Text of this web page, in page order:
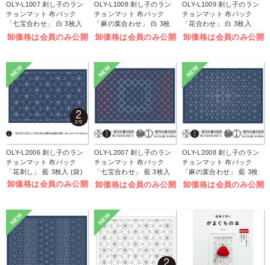
OLY-L1007 刺し子のラン
チョンマット 布パック
「七宝合わせ」 白 3枚入
(袋)
卸価格は会員のみ公開
OLY-L1008 刺し子のラン
チョンマット 布パック
「麻の葉合わせ」 白 3枚
入 (袋)
卸価格は会員のみ公開
OLY-L1009 刺し子のラン
チョンマット 布パック
「花合わせ」 白 3枚入
(袋)
卸価格は会員のみ公開
NEW
OLY-L2006 刺し子のラン
チョンマット 布パック
「花刺し」 藍 3枚入 (袋)
卸価格は会員のみ公開
NEW
OLY-L2007 刺し子のラン
チョンマット 布パック
「七宝合わせ」 藍 3枚入
(袋)
卸価格は会員のみ公開
NEW
OLY-L2008 刺し子のラン
チョンマット 布パック
「麻の葉合わせ」 藍 3枚
入 (袋)
卸価格は会員のみ公開
NEW NEW